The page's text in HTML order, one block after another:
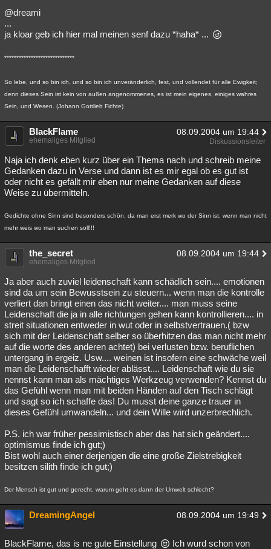
@dreami
...
ja kloar geb ich hier mal meinen senf dazu *haha* ...
*****************************
So lebe, und so bin ich, und so bin ich unveränderlich, fest, und vollendet für alle Ewigkeit;
denn dieses Sein ist kein von außen angenommenes, es ist mein eigenes, einiges wahres
Sein, und Wesen. (Johann Gottlieb Fichte)
BlackFlame 08.09.2004 um 19:44
ehemaliges Mitglied Diskussionsleiter
Naja ich denk eben kurz über ein Thema nach und schreib meine
Gedanken dazu in Verse und dann ist es mir egal ob es gut ist
oder nicht es gefällt mir eben nur meine Gedanken auf diese
Weise zu übermitteln.
Gedichte ohne Sinn sind besonders schön, da man erst merk wo der Sinn ist, wenn man nicht
mehr weis wo man suchen soll!!!
the_secret 08.09.2004 um 19:44
ehemaliges Mitglied
Ja aber auch zuviel leidenschaft kann schädlich sein.... emotionen
sind da um sein Bewusstsein zu steuern... wenn man die kontrolle
verliert dan bringt einen das nicht weiter.... man muss seine
Leidenschaft die ja in alle richtungen gehen kann kontrollieren.... in
streit situationen entweder in wut oder in selbstvertrauen.( bzw
sich mit der Leidenschaft selber so überhitzen das man nicht mehr
auf die worte des anderen achtet) bei verlusten bzw. beruflichen
untergang in ergeiz. Usw.... weinen ist insofern eine schwäche weil
man die Leidenschafft wieder ablässt.... Leidenschaft wie du sie
nennst kann man als mächtiges Werkzeug verwenden? Kennst du
das Gefühl wenn man mit beiden Händen auf den Tisch schlägt
und sagt so ich schaffe das! Du musst deine ganze trauer in
dieses Gefühl umwandeln... und dein Wille wird unzerbrechlich.
P.S. ich war früher pessimistisch aber das hat sich geändert....
optimismus finde ich gut;)
Bist wohl auch einer derjenigen die eine große Zielstrebigkeit
besitzen silith finde ich gut;)
Der Mensch ist gut und gerecht, warum geht es dann der Umwelt schlecht?
DreamingAngel 08.09.2004 um 19:49
BlackFlame, das is ne gute Einstellung
Ich wurd schon von